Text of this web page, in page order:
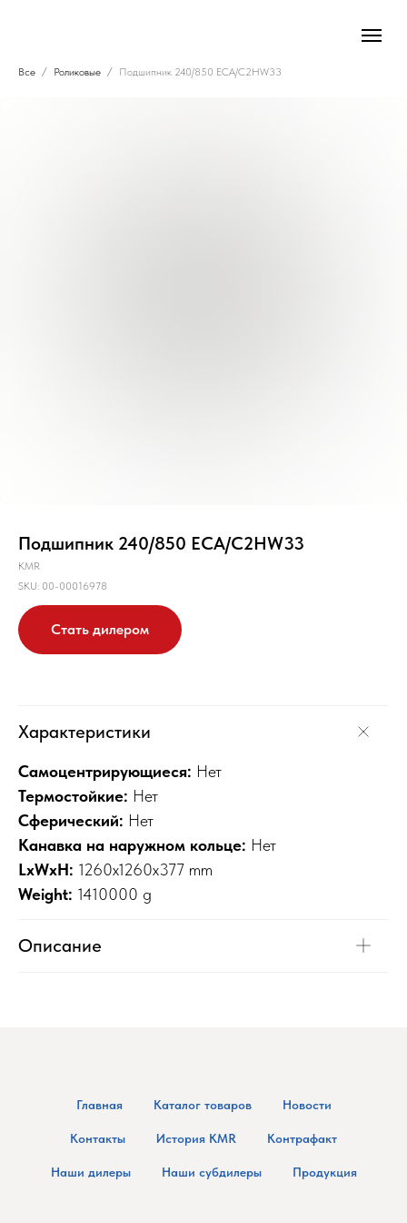
Все Роликовые Подшипник 240/850 ECA/C2HW33
Подшипник 240/850 ECA/C2HW33
KMR
SKU: 00-00016978
Стать дилером
Характеристики
Самоцентрирующиеся: Нет
Термостойкие: Нет
Сферический: Нет
Канавка на наружном кольце: Нет
LxWxH: 1260x1260x377 mm
Weight: 1410000 g
Описание
Главная Каталог товаров Новости
Контакты История KMR Контрафакт
Наши дилеры Наши субдилеры Продукция